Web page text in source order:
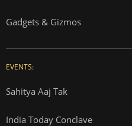
Gadgets & Gizmos
EVENTS:
Sahitya Aaj Tak
India Today Conclave